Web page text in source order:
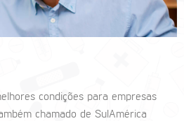
condições para empresas
chamado de SulAmérica